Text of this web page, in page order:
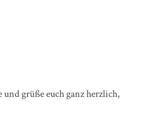
grüße euch ganz herzlich,